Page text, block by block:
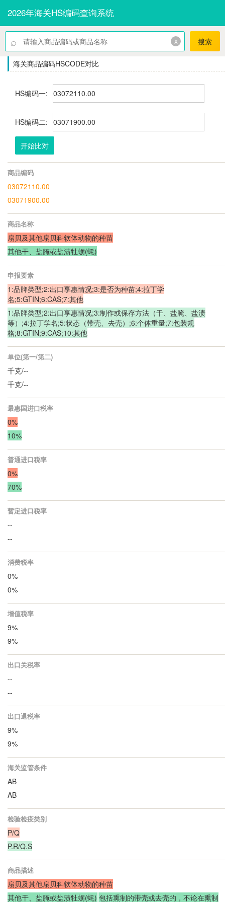
2026年海关HS编码查询系统
⌕ x 搜索
海关商品编码HSCODE对比
HS编码一:
HS编码二:
开始比对
商品编码
03072110.00
03071900.00
商品名称
扇贝及其他扇贝科软体动物的种苗
其他干、盐腌或盐渍牡蛎(蚝)
申报要素
1:品牌类型;2:出口享惠情况;3:是否为种苗;4:拉丁学
名;5:GTIN;6:CAS;7:其他
1:品牌类型;2:出口享惠情况;3:制作或保存方法（干、盐腌、盐渍
等）;4:拉丁学名;5:状态（带壳、去壳）;6:个体重量;7:包装规
格;8:GTIN;9:CAS;10:其他
单位(第一/第二)
千克/--
千克/--
最惠国进口税率
0%
10%
普通进口税率
0%
70%
暂定进口税率
--
--
消费税率
0%
0%
增值税率
9%
9%
出口关税率
--
--
出口退税率
9%
9%
海关监管条件
AB
AB
检验检疫类别
P/Q
P.R/Q.S
商品描述
扇贝及其他扇贝科软体动物的种苗
其他干、盐腌或盐渍牡蛎(蚝) 包括熏制的带壳或去壳的，不论在熏制